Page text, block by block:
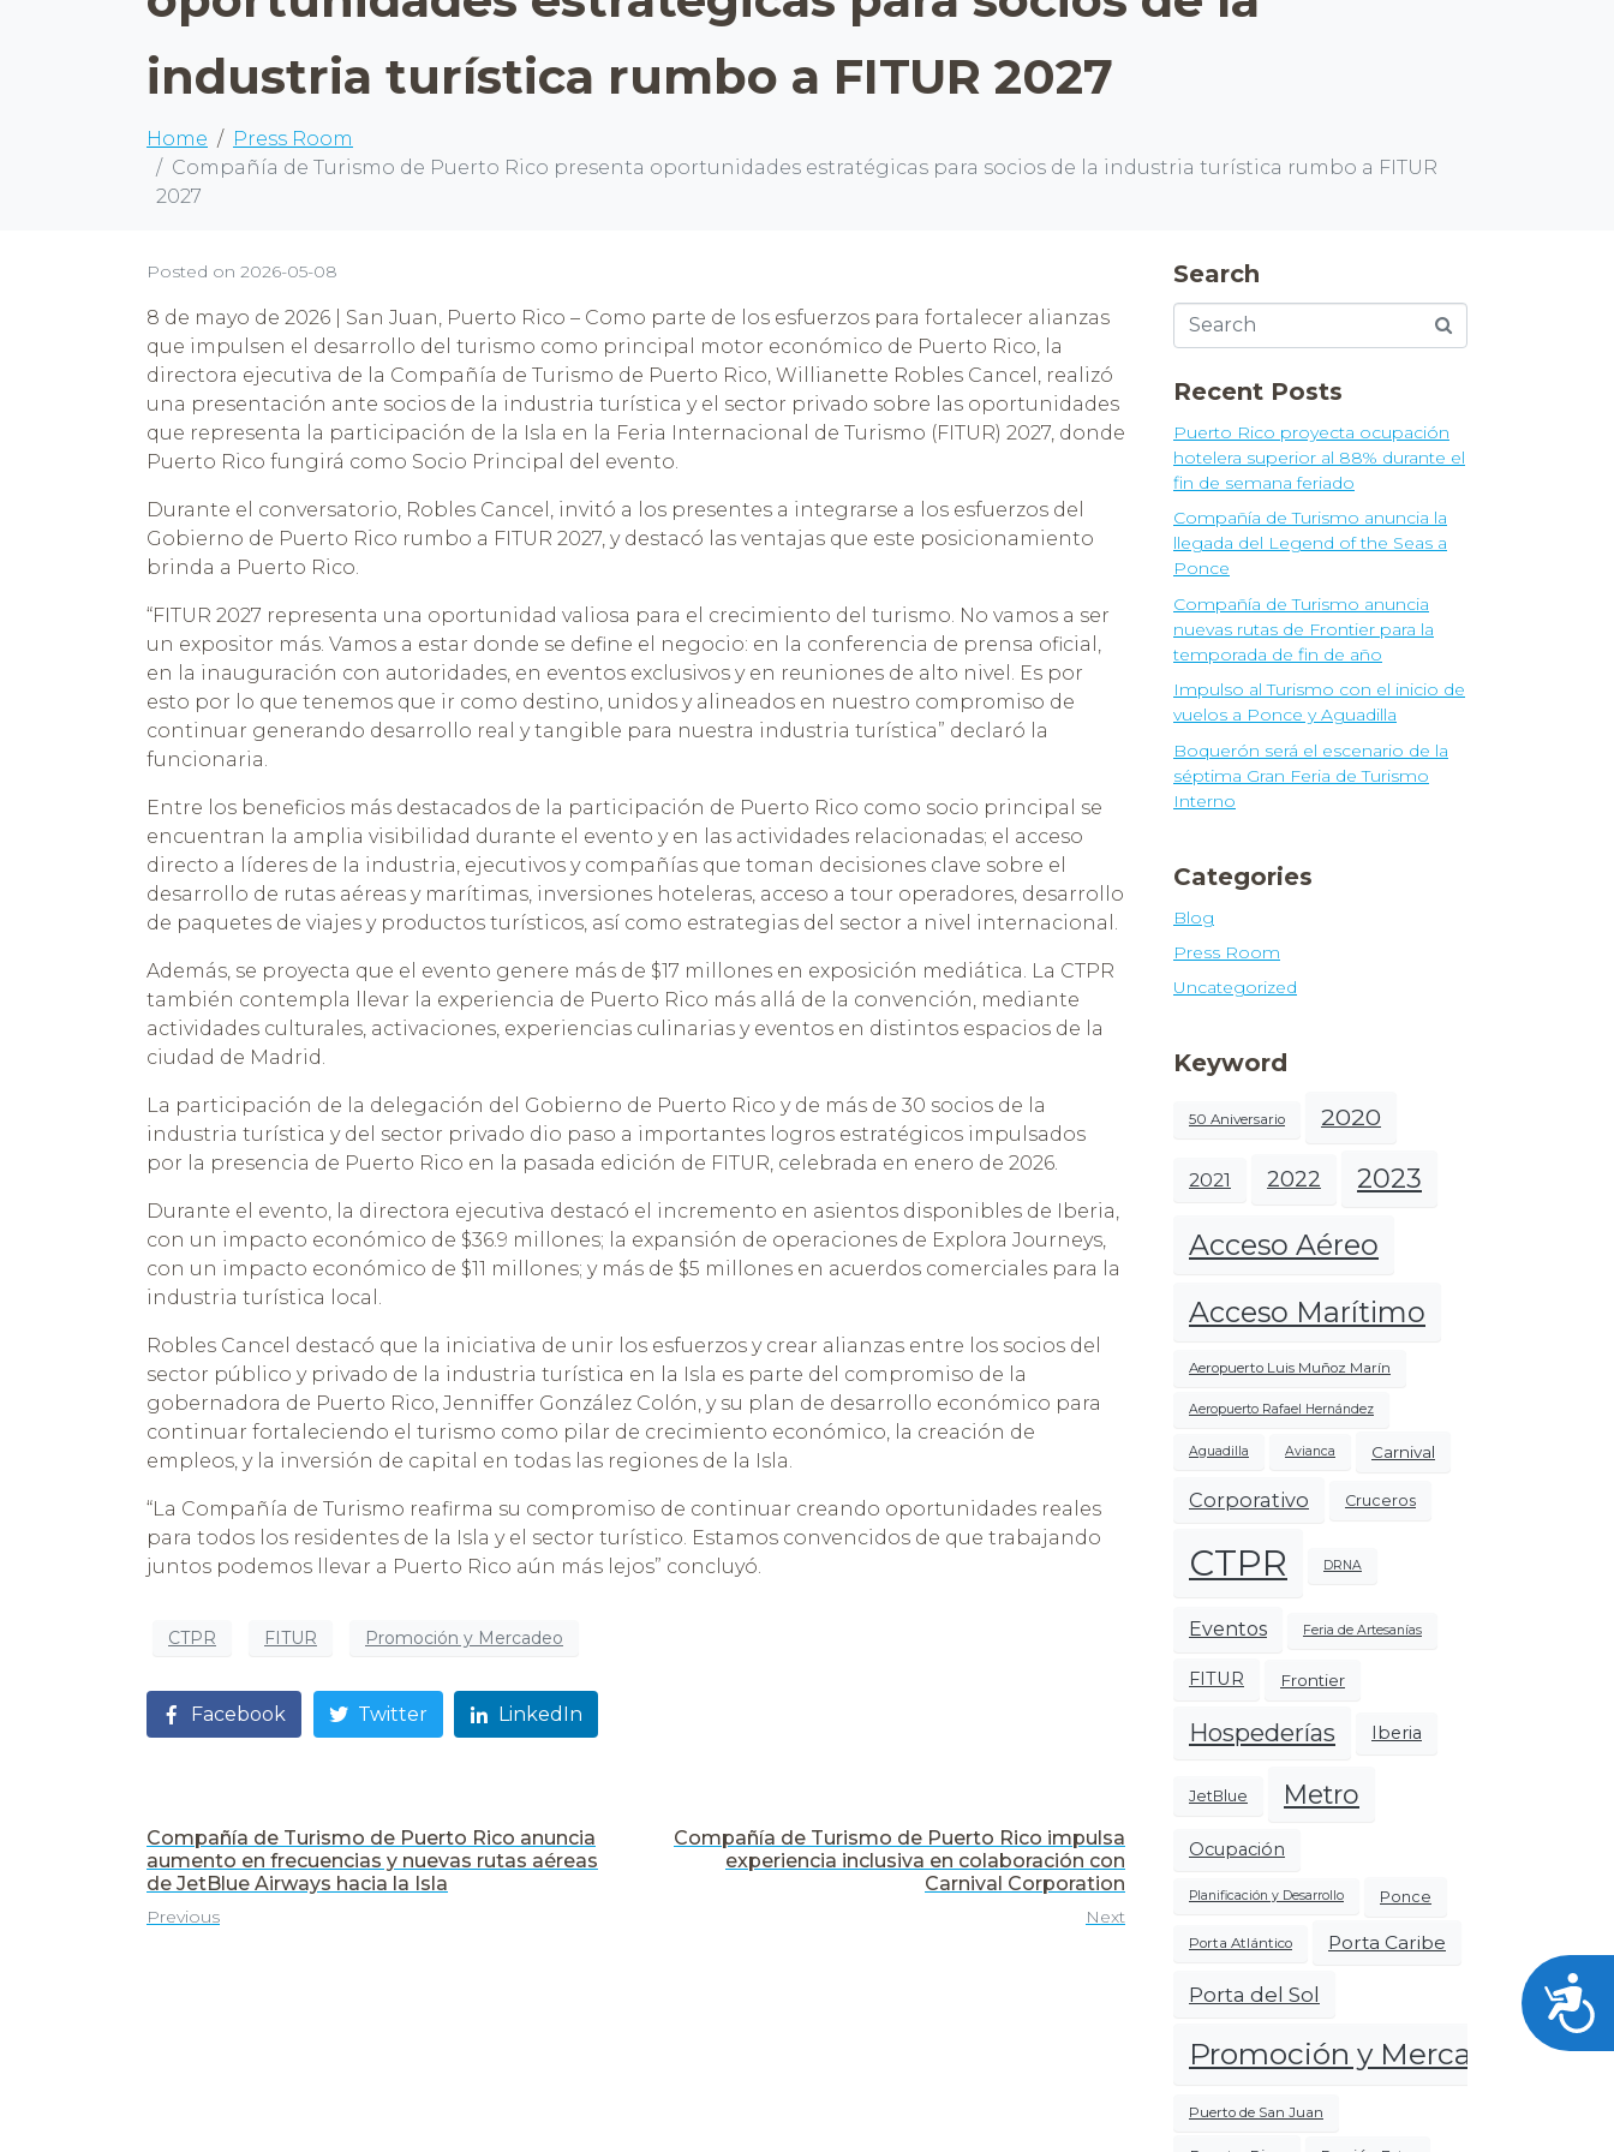
industria turística rumbo a FITUR 2027
Home
Press Room
Compañía de Turismo de Puerto Rico presenta oportunidades estratégicas para socios de la industria turística rumbo a FITUR
2027
Posted on 2026-05-08
8 de mayo de 2026 | San Juan, Puerto Rico – Como parte de los esfuerzos para fortalecer alianzas
que impulsen el desarrollo del turismo como principal motor económico de Puerto Rico, la
directora ejecutiva de la Compañía de Turismo de Puerto Rico, Willianette Robles Cancel, realizó
una presentación ante socios de la industria turística y el sector privado sobre las oportunidades
que representa la participación de la Isla en la Feria Internacional de Turismo (FITUR) 2027, donde
Puerto Rico fungirá como Socio Principal del evento.
Durante el conversatorio, Robles Cancel, invitó a los presentes a integrarse a los esfuerzos del
Gobierno de Puerto Rico rumbo a FITUR 2027, y destacó las ventajas que este posicionamiento
brinda a Puerto Rico.
“FITUR 2027 representa una oportunidad valiosa para el crecimiento del turismo. No vamos a ser
un expositor más. Vamos a estar donde se define el negocio: en la conferencia de prensa oficial,
en la inauguración con autoridades, en eventos exclusivos y en reuniones de alto nivel. Es por
esto por lo que tenemos que ir como destino, unidos y alineados en nuestro compromiso de
continuar generando desarrollo real y tangible para nuestra industria turística” declaró la
funcionaria.
Entre los beneficios más destacados de la participación de Puerto Rico como socio principal se
encuentran la amplia visibilidad durante el evento y en las actividades relacionadas; el acceso
directo a líderes de la industria, ejecutivos y compañías que toman decisiones clave sobre el
desarrollo de rutas aéreas y marítimas, inversiones hoteleras, acceso a tour operadores, desarrollo
de paquetes de viajes y productos turísticos, así como estrategias del sector a nivel internacional.
Además, se proyecta que el evento genere más de $17 millones en exposición mediática. La CTPR
también contempla llevar la experiencia de Puerto Rico más allá de la convención, mediante
actividades culturales, activaciones, experiencias culinarias y eventos en distintos espacios de la
ciudad de Madrid.
La participación de la delegación del Gobierno de Puerto Rico y de más de 30 socios de la
industria turística y del sector privado dio paso a importantes logros estratégicos impulsados
por la presencia de Puerto Rico en la pasada edición de FITUR, celebrada en enero de 2026.
Durante el evento, la directora ejecutiva destacó el incremento en asientos disponibles de Iberia,
con un impacto económico de $36.9 millones; la expansión de operaciones de Explora Journeys,
con un impacto económico de $11 millones; y más de $5 millones en acuerdos comerciales para la
industria turística local.
Robles Cancel destacó que la iniciativa de unir los esfuerzos y crear alianzas entre los socios del
sector público y privado de la industria turística en la Isla es parte del compromiso de la
gobernadora de Puerto Rico, Jenniffer González Colón, y su plan de desarrollo económico para
continuar fortaleciendo el turismo como pilar de crecimiento económico, la creación de
empleos, y la inversión de capital en todas las regiones de la Isla.
“La Compañía de Turismo reafirma su compromiso de continuar creando oportunidades reales
para todos los residentes de la Isla y el sector turístico. Estamos convencidos de que trabajando
juntos podemos llevar a Puerto Rico aún más lejos” concluyó.
CTPR FITUR Promoción y Mercadeo
Facebook Twitter LinkedIn
Compañía de Turismo de Puerto Rico anuncia
aumento en frecuencias y nuevas rutas aéreas
de JetBlue Airways hacia la Isla
Previous
Compañía de Turismo de Puerto Rico impulsa
experiencia inclusiva en colaboración con
Carnival Corporation
Next
Search
Recent Posts
Puerto Rico proyecta ocupación
hotelera superior al 88% durante el
fin de semana feriado
Compañía de Turismo anuncia la
llegada del Legend of the Seas a
Ponce
Compañía de Turismo anuncia
nuevas rutas de Frontier para la
temporada de fin de año
Impulso al Turismo con el inicio de
vuelos a Ponce y Aguadilla
Boquerón será el escenario de la
séptima Gran Feria de Turismo
Interno
Categories
Blog
Press Room
Uncategorized
Keyword
50 Aniversario 2020
2021 2022 2023
Acceso Aéreo
Acceso Marítimo
Aeropuerto Luis Muñoz Marín
Aeropuerto Rafael Hernández
Aguadilla Avianca Carnival
Corporativo Cruceros
CTPR DRNA
Eventos Feria de Artesanías
FITUR Frontier
Hospederías Iberia
JetBlue Metro
Ocupación
Planificación y Desarrollo Ponce
Porta Atlántico Porta Caribe
Porta del Sol
Promoción y Mercadeo
Puerto de San Juan